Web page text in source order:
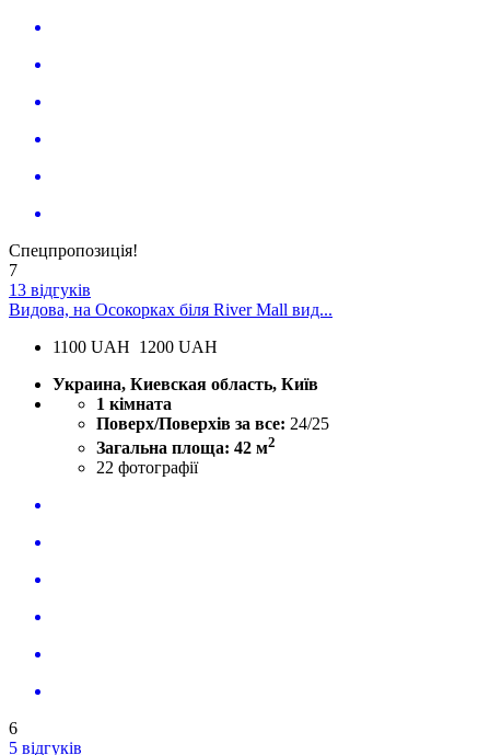
Спецпропозиція!
7
13 відгуків
Видова, на Осокорках біля River Mall вид...
1100 UAH 1200 UAH
Украина, Киевская область, Київ
1 кімната
Поверх/Поверхів за все: 24/25
Загальна площа: 42 м2
22 фотографії
6
5 відгуків